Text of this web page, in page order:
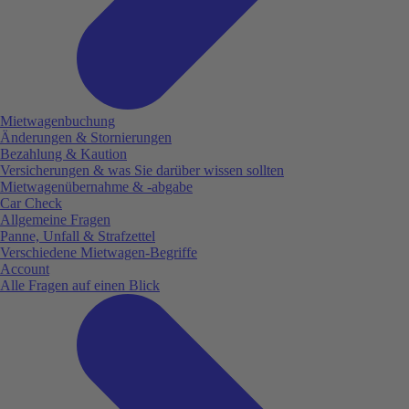
Mietwagenbuchung
Änderungen & Stornierungen
Bezahlung & Kaution
Versicherungen & was Sie darüber wissen sollten
Mietwagenübernahme & -abgabe
Car Check
Allgemeine Fragen
Panne, Unfall & Strafzettel
Verschiedene Mietwagen-Begriffe
Account
Alle Fragen auf einen Blick